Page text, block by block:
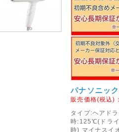
につきまして◇
ヤマト運輸の家財便(引越便)の
分より、北海道、沖縄県及び一
のとおりに改定させていただき
北海道へのお届けは8,000円、
離島へのお届けは10,000円を
が、ご理解、ご了承くださいま
◇初期不良対象外メーカー
2月1日より、ASUS社(エイス
パナソニッ
販売価格(税込)
タイプ:ヘアド
時:125℃(ドラ
時) マイナスイ